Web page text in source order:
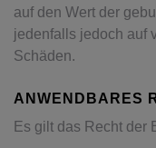
auf den Wert der
jedenfalls jedoch auf
Schäden.
ANWENDBARES
Es gilt das Recht der